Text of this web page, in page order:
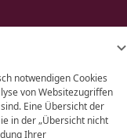
notwendigen Cookies
von Websitezugriffen
Eine Übersicht der
in der „Übersicht nicht
Ihrer
Impressum